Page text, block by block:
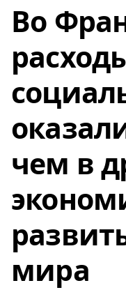
Во
чем в
мира